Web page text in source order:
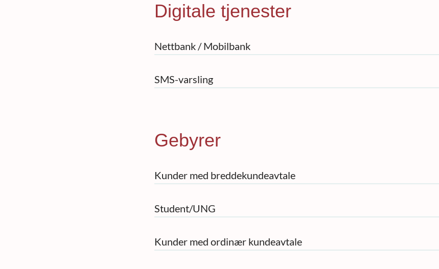
Digitale tjenester
Nettbank / Mobilbank
SMS-varsling
Gebyrer
Kunder med breddekundeavtale
Student/UNG
Kunder med ordinær kundeavtale